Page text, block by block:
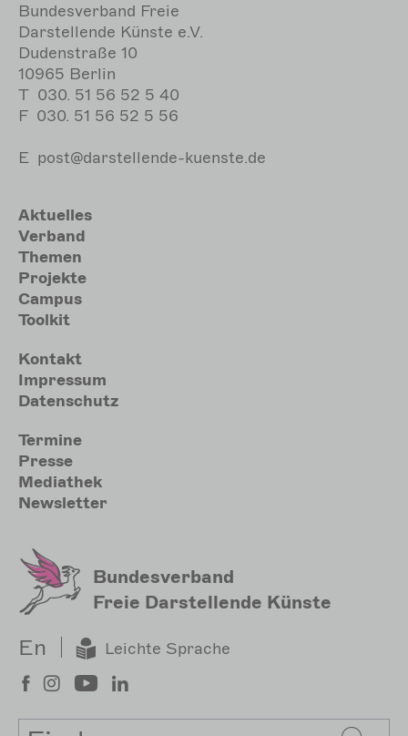
Bundesverband Freie
Darstellende Künste e.V.
Dudenstraße 10
10965 Berlin
T 030. 51 56 52 5 40
F 030. 51 56 52 5 56
E post@darstellende-kuenste.de
Hauptnavigation
Aktuelles
Verband
Themen
Projekte
Campus
Toolkit
Meta
Kontakt
Impressum
Datenschutz
Sekundärmenu
Termine
Presse
Mediathek
Newsletter
Bundesverband
Freie Darstellende Künste
En Leichte Sprache